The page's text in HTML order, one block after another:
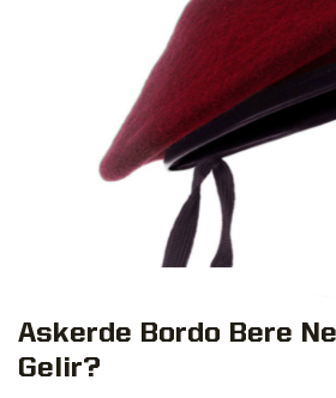
Askerde Bordo Bere
Gelir?